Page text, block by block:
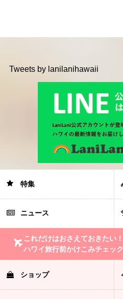
Tweets by lanilanihawaii
特集
ニュース
これだけはおさえておきたい！
ハワイ旅行前かけこみチェック
ショップ